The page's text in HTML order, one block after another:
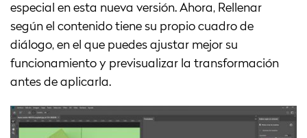
especial en esta nueva versión. Ahora, Rellenar
según el contenido tiene su propio cuadro de
diálogo, en el que puedes ajustar mejor su
funcionamiento y previsualizar la transformación
antes de aplicarla.